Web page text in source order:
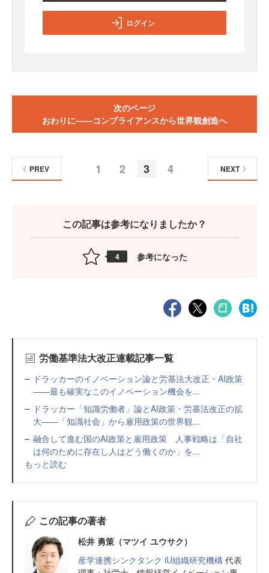
ログイン
次のページ
おわりに——コンプライアンスから世界観創造へ
1 2 3 4
PREV NEXT
この記事は参考になりましたか？
4 参考になった
労働基準法大改正連載記事一覧
ドラッカーのイノベーション論と労基法大改正・AI政策
——最も確実なこのイノベーション機会を...
ドラッカー「知識労働者」論とAI政策・労基法改正の拡
大——「知識社会」から雇用政策の世界観...
融合して進む国のAI政策と雇用政策 人事戦略は「自社
は何のために存在し人はどう働くのか」を...
もっと読む
この記事の著者
松井 勇策（マツイ ユウサク）
産学連携シンクタンク iU組織研究機構 代表